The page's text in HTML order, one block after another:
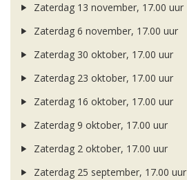
Zaterdag 13 november, 17.00 uur
Zaterdag 6 november, 17.00 uur
Zaterdag 30 oktober, 17.00 uur
Zaterdag 23 oktober, 17.00 uur
Zaterdag 16 oktober, 17.00 uur
Zaterdag 9 oktober, 17.00 uur
Zaterdag 2 oktober, 17.00 uur
Zaterdag 25 september, 17.00 uur